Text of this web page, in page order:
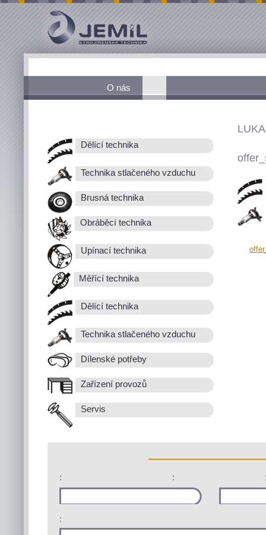
O nás
Dělící technika
Technika stlačeného vzduchu
Brusná technika
Obráběcí technika
Upínací technika
Měřící technika
Dělící technika
Technika stlačeného vzduchu
Dílenské potřeby
Zařízení provozů
Servis
: :
: